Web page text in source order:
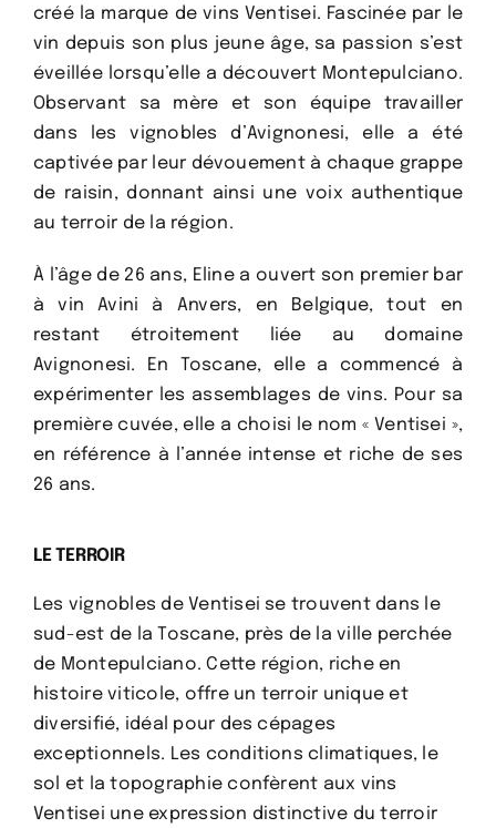
créé la marque de vins Ventisei. Fascinée par le
vin depuis son plus jeune âge, sa passion s’est
éveillée lorsqu’elle a découvert Montepulciano.
Observant sa mère et son équipe travailler
dans les vignobles d’Avignonesi, elle a été
captivée par leur dévouement à chaque grappe
de raisin, donnant ainsi une voix authentique
au terroir de la région.
À l’âge de 26 ans, Eline a ouvert son premier bar
à vin Avini à Anvers, en Belgique, tout en
restant étroitement liée au domaine
Avignonesi. En Toscane, elle a commencé à
expérimenter les assemblages de vins. Pour sa
première cuvée, elle a choisi le nom « Ventisei »,
en référence à l’année intense et riche de ses
26 ans.
​LE TERROIR
Les vignobles de Ventisei se trouvent dans le
sud-est de la Toscane, près de la ville perchée
de Montepulciano. Cette région, riche en
histoire viticole, offre un terroir unique et
diversifié, idéal pour des cépages
exceptionnels. Les conditions climatiques, le
sol et la topographie confèrent aux vins
Ventisei une expression distinctive du terroir